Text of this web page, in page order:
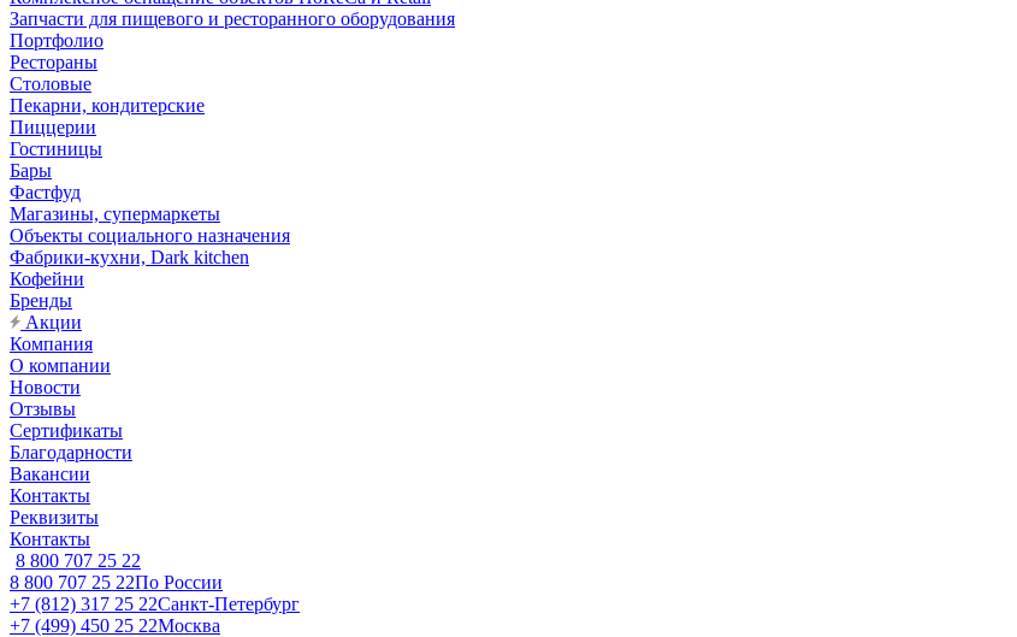
Запчасти для пищевого и ресторанного оборудования
Портфолио
Рестораны
Столовые
Пекарни, кондитерские
Пиццерии
Гостиницы
Бары
Фастфуд
Магазины, супермаркеты
Объекты социального назначения
Фабрики-кухни, Dark kitchen
Кофейни
Бренды
Акции
Компания
О компании
Новости
Отзывы
Сертификаты
Благодарности
Вакансии
Контакты
Реквизиты
Контакты
8 800 707 25 22
8 800 707 25 22По России
+7 (812) 317 25 22Санкт-Петербург
+7 (499) 450 25 22Москва